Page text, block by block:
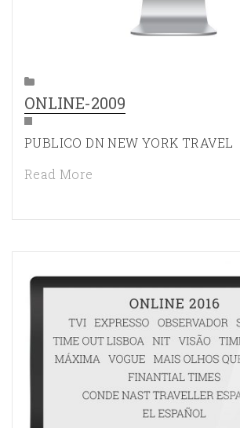
ONLINE-2009
PUBLICO DN NEW YORK TRAVEL
Read More